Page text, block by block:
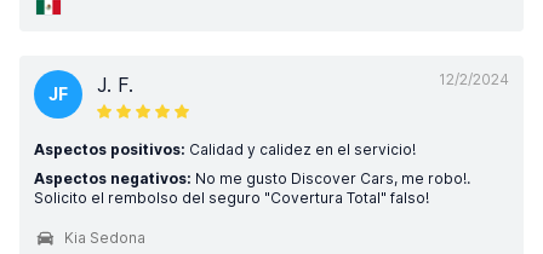
12/2/2024
JF J. F.
Aspectos positivos: Calidad y calidez en el servicio!
Aspectos negativos: No me gusto Discover Cars, me robo!.
Solicito el rembolso del seguro "Covertura Total" falso!
Kia Sedona